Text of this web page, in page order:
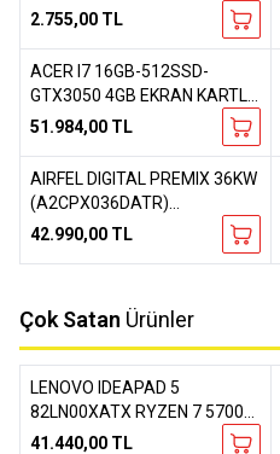
QUARTZ ISITICI
2.755,00 TL
Yeni
Favorilere Ekle
ACER I7 16GB-512SSD-
GTX3050 4GB EKRAN KARTLI-
NITRO NH.QELEY.00A
BILGISAYARI LAPTOP
51.984,00 TL
Yeni
Favorilere Ekle
AIRFEL DIGITAL PREMIX 36KW
(A2CPX036DATR)
YOGUSMALI KOMBI (UCRETLI
42.990,00 TL
Çok Satan Ürünler
Yeni
Favorilere Ekle
LENOVO IDEAPAD 5
82LN00XATX RYZEN 7 5700U
16GB- 512GB SSD-RADEON
41.440,00 TL